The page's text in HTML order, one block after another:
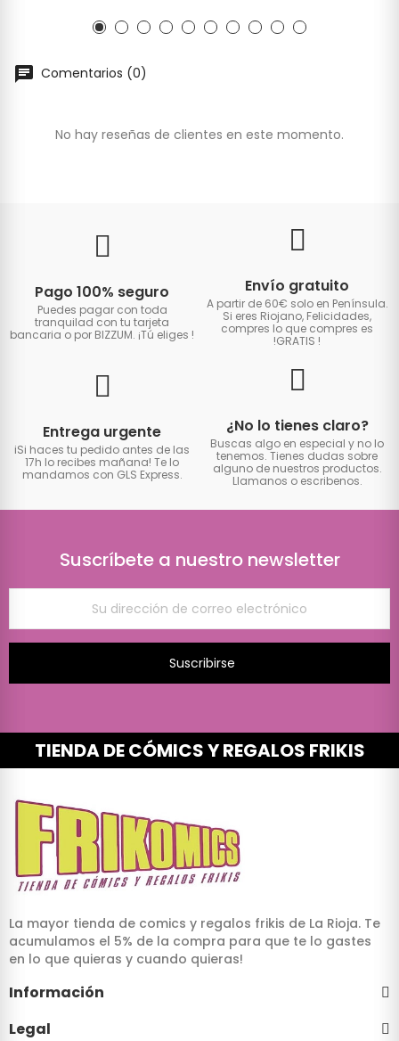
Comentarios (0)
No hay reseñas de clientes en este momento.
Pago 100% seguro
Puedes pagar con toda
tranquilad con tu tarjeta
bancaria o por BIZZUM. ¡Tú eliges !
Envío gratuito
A partir de 60€ solo en Península.
Si eres Riojano, Felicidades,
compres lo que compres es
!GRATIS !
Entrega urgente
iSi haces tu pedido antes de las
17h lo recibes mañana! Te lo
mandamos con GLS Express.
¿No lo tienes claro?
Buscas algo en especial y no lo
tenemos. Tienes dudas sobre
alguno de nuestros productos.
Llamanos o escribenos.
Suscríbete a nuestro newsletter
Suscribirse
TIENDA DE CÓMICS Y REGALOS FRIKIS
La mayor tienda de comics y regalos frikis de La Rioja. Te
acumulamos el 5% de la compra para que te lo gastes
en lo que quieras y cuando quieras!
Información
Legal